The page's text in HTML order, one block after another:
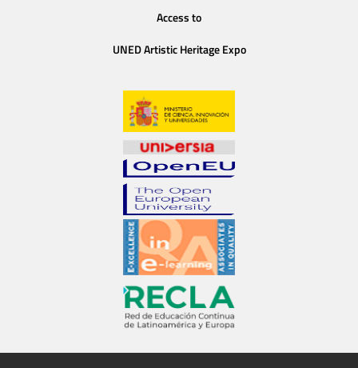
Access to
UNED Artistic Heritage Expo